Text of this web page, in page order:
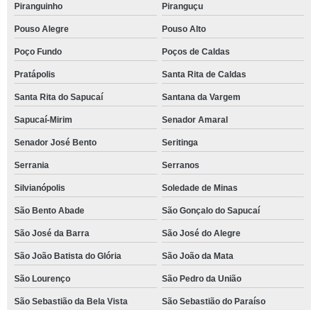
Piranguinho Piranguçu
Pouso Alegre Pouso Alto
Poço Fundo Poços de Caldas
Pratápolis Santa Rita de Caldas
Santa Rita do Sapucaí Santana da Vargem
Sapucaí-Mirim Senador Amaral
Senador José Bento Seritinga
Serrania Serranos
Silvianópolis Soledade de Minas
São Bento Abade São Gonçalo do Sapucaí
São José da Barra São José do Alegre
São João Batista do Glória São João da Mata
São Lourenço São Pedro da União
São Sebastião da Bela Vista São Sebastião do Paraíso